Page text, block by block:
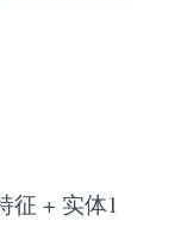
征 + 实体1